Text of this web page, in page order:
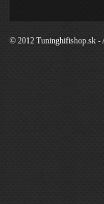
© 2012 Tuninghifishop.sk -